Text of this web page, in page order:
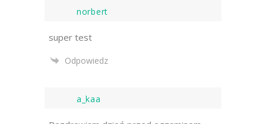
norbert
super test
Odpowiedz
a_kaa